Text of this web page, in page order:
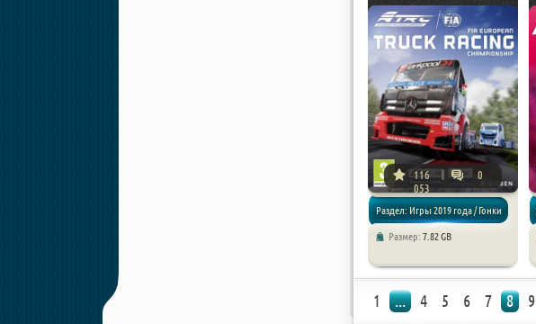
116
053
0
Раздел: Игры 2019 года / Гонки
Размер: 7.82 GB
1 ... 4 5 6 7 8 9